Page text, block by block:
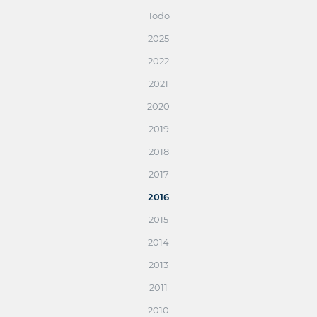
Todo
2025
2022
2021
2020
2019
2018
2017
2016
2015
2014
2013
2011
2010